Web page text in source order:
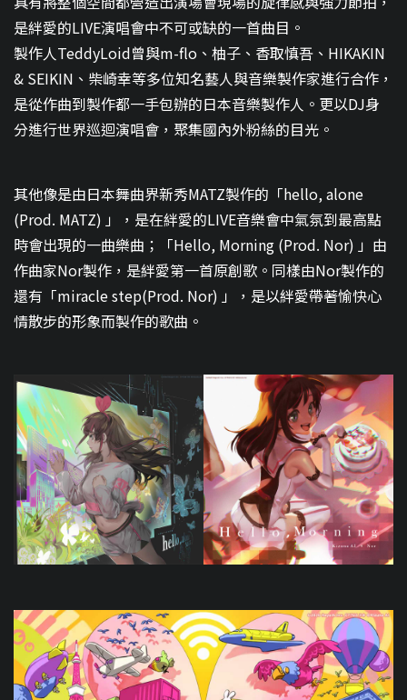
是絆愛的LIVE演唱會中不可或缺的一首曲目。
製作人TeddyLoid曾與m-flo、柚子、香取慎吾、HIKAKIN
& SEIKIN、柴崎幸等多位知名藝人與音樂製作家進行合作，
是從作曲到製作都一手包辦的日本音樂製作人。更以DJ身
分進行世界巡迴演唱會，聚集國內外粉絲的目光。
其他像是由日本舞曲界新秀MATZ製作的「hello, alone
(Prod. MATZ) 」，是在絆愛的LIVE音樂會中氣氛到最高點
時會出現的一曲樂曲；「Hello, Morning (Prod. Nor) 」由
作曲家Nor製作，是絆愛第一首原創歌。同樣由Nor製作的
還有「miracle step(Prod. Nor) 」，是以絆愛帶著愉快心
情散步的形象而製作的歌曲。